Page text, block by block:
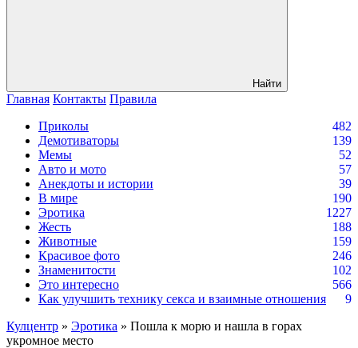
Найти
Главная Контакты Правила
Приколы
482
Демотиваторы
139
Мемы
52
Авто и мото
57
Анекдоты и истории
39
В мире
190
Эротика
1227
Жесть
188
Животные
159
Красивое фото
246
Знаменитости
102
Это интересно
566
Как улучшить технику секса и взаимные отношения
9
Кулцентр » Эротика » Пошла к морю и нашла в горах
укромное место